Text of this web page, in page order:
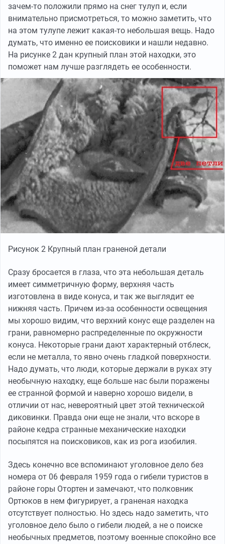
зачем-то положили прямо на снег тулуп и, если
внимательно присмотреться, то можно заметить, что
на этом тулупе лежит какая-то небольшая вещь. Надо
думать, что именно ее поисковики и нашли недавно.
На рисунке 2 дан крупный план этой находки, это
поможет нам лучше разглядеть ее особенности.
Рисунок 2 Крупный план граненой детали
Сразу бросается в глаза, что эта небольшая деталь
имеет симметричную форму, верхняя часть
изготовлена в виде конуса, и так же выглядит ее
нижняя часть. Причем из-за особенности освещения
мы хорошо видим, что верхний конус еще разделен на
грани, равномерно распределенные по окружности
конуса. Некоторые грани дают характерный отблеск,
если не металла, то явно очень гладкой поверхности.
Надо думать, что люди, которые держали в руках эту
необычную находку, еще больше нас были поражены
ее странной формой и наверно хорошо видели, в
отличии от нас, невероятный цвет этой технической
диковинки. Правда они еще не знали, что вскоре в
районе кедра странные механические находки
посыпятся на поисковиков, как из рога изобилия.
Здесь конечно все вспоминают уголовное дело без
номера от 06 февраля 1959 года о гибели туристов в
районе горы Отортен и замечают, что полковник
Ортюков в нем фигурирует, а граненая находка
отсутствует полностью. Но здесь надо заметить, что
уголовное дело было о гибели людей, а не о поиске
необычных предметов, поэтому военные спокойно все